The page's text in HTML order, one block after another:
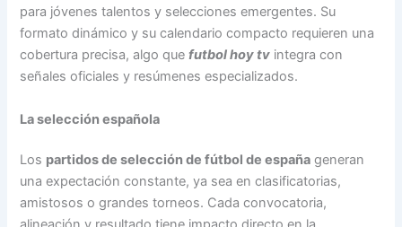
para jóvenes talentos y selecciones emergentes. Su
formato dinámico y su calendario compacto requieren una
cobertura precisa, algo quefutbol hoy tv integra con
señales oficiales y resúmenes especializados.
La selección española
Los partidos de selección de fútbol de españa generan
una expectación constante, ya sea en clasificatorias,
amistosos o grandes torneos. Cada convocatoria,